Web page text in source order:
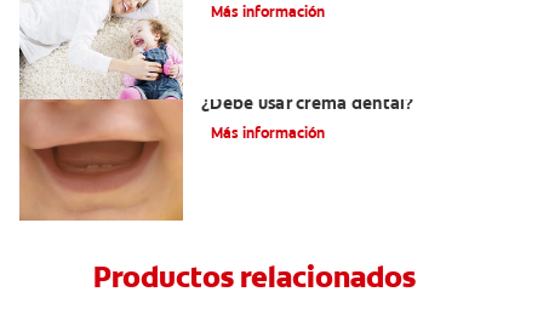
Más información
¿Debe usar crema dental?
Más información
Productos relacionados